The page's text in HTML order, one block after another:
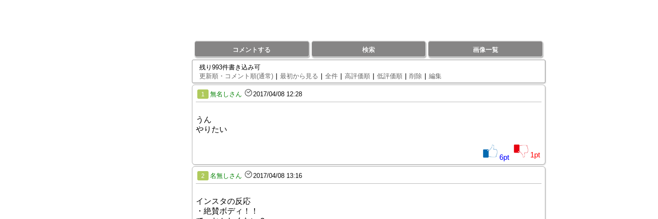
コメントする 検索 画像一覧
残り993件書き込み可
更新順・コメント順(通常) | 最初から見る | 全件 | 高評価順 | 低評価順 | 削除 | 編集
1 無名しさん 2017/04/08 12:28
うん
やりたい
6pt 1pt
2 名無しさん 2017/04/08 13:16
インスタの反応
・絶賛ボディ！！